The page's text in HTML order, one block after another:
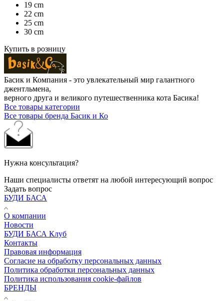
19 cm
22 cm
25 cm
30 cm
Купить в розницу
Басик и Компания - это увлекательный мир галантного
джентльмена,
верного друга и великого путешественника кота Басика!
Все товары категории
Все товары бренда Басик и Ко
Нужна консультация?
Наши специалисты ответят на любой интересующий вопрос
Задать вопрос
БУДИ БАСА
О компании
Новости
БУДИ БАСА Клуб
Контакты
Правовая информация
Согласие на обработку персональных данных
Политика обработки персональных данных
Политика использования cookie-файлов
БРЕНДЫ